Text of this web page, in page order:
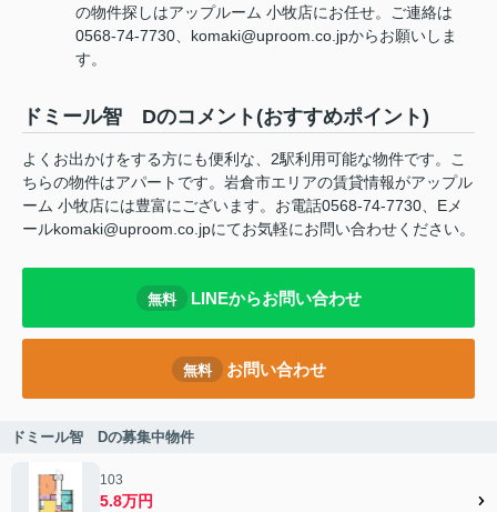
の物件探しはアップルーム 小牧店にお任せ。ご連絡は
0568-74-7730、komaki@uproom.co.jpからお願いしま
す。
ドミール智 Dのコメント(おすすめポイント)
よくお出かけをする方にも便利な、2駅利用可能な物件です。こ
ちらの物件はアパートです。岩倉市エリアの賃貸情報がアップル
ーム 小牧店には豊富にございます。お電話0568-74-7730、Eメ
ールkomaki@uproom.co.jpにてお気軽にお問い合わせください。
無料 LINEからお問い合わせ
無料 お問い合わせ
ドミール智 Dの募集中物件
103
5.8万円